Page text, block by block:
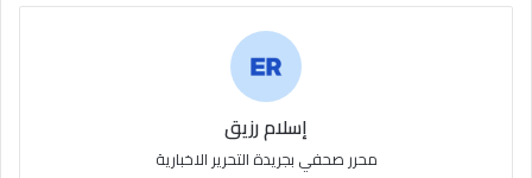
إسلام رزيق
محرر صحفي بجريدة التحرير الاخبارية